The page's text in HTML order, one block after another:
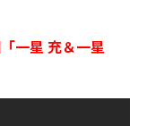
「一星 充＆一星